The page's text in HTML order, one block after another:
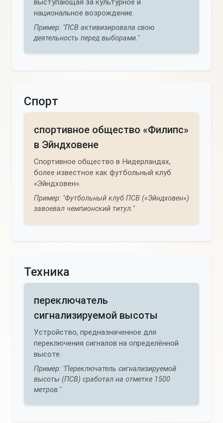
выступающая за культурное и
национальное возрождение.
Пример: "ПСВ активизировала свою
деятельность перед выборами."
Спорт
спортивное общество «Филипс»
в Эйндховене
Спортивное общество в Нидерландах,
более известное как футбольный клуб
«Эйндховен».
Пример: "Футбольный клуб ПСВ («Эйндховен»)
завоевал чемпионский титул."
Техника
переключатель
сигнализируемой высоты
Устройство, предназначенное для
переключения сигналов на определённой
высоте.
Пример: "Переключатель сигнализируемой
высоты (ПСВ) сработал на отметке 1500
метров."